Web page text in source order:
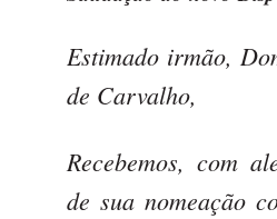
Estimado irmão,
de Carvalho,
Recebemos, com
de sua nomeação